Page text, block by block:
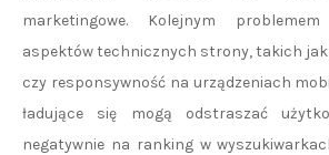
marketingowe. Kolejnym
aspektów technicznych strony, takich jak
czy responsywność na urządzeniach
ładujące się mogą odstraszać
negatywnie na ranking w